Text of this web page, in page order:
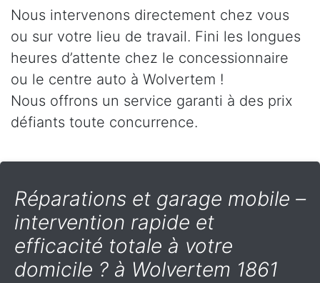
Nous intervenons directement chez vous
ou sur votre lieu de travail. Fini les longues
heures d’attente chez le concessionnaire
ou le centre auto à Wolvertem !
Nous offrons un service garanti à des prix
défiants toute concurrence.
Réparations et garage mobile –
intervention rapide et
efficacité totale à votre
domicile ? à Wolvertem 1861